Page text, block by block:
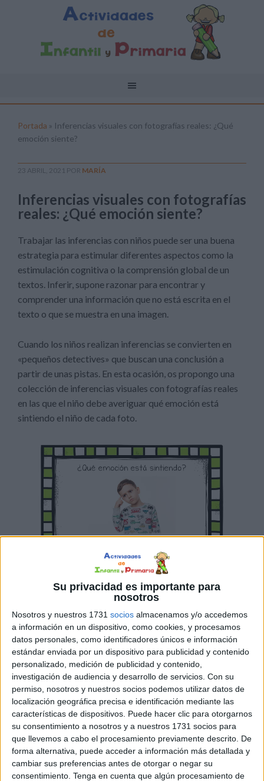
Su privacidad es importante para
nosotros
Nosotros y nuestros 1731 socios almacenamos y/o accedemos
a información en un dispositivo, como cookies, y procesamos
datos personales, como identificadores únicos e información
estándar enviada por un dispositivo para publicidad y contenido
personalizado, medición de publicidad y contenido,
investigación de audiencia y desarrollo de servicios. Con su
permiso, nosotros y nuestros socios podemos utilizar datos de
localización geográfica precisa e identificación mediante las
características de dispositivos. Puede hacer clic para otorgarnos
su consentimiento a nosotros y a nuestros 1731 socios para
que llevemos a cabo el procesamiento previamente descrito. De
forma alternativa, puede acceder a información más detallada y
cambiar sus preferencias antes de otorgar o negar su
consentimiento. Tenga en cuenta que algún procesamiento de
Portada » Inferencias visuales con fotografías reales: ¿Qué
emoción siente?
23 ABRIL, 2021 POR MARÍA
Inferencias visuales con fotografías
reales: ¿Qué emoción siente?
Trabajar las inferencias con niños puede ser una buena
estrategia para estimular diferentes aspectos como la
estimulación cognitiva o la comprensión global de un
textos. Inferir, supone razonar para encontrar y
comprender una información que no está escrita en el
texto o que se muestra en una imagen.
Cuando los niños realizan inferencias se convierten en
«pequeños detectives» que buscan una conclusión a
partir de unas pistas. En esta ocasión, os propongo una
colección de inferencias visuales con fotografías reales
en las que el niño debe averiguar qué emoción está
sintiendo el niño de cada foto.